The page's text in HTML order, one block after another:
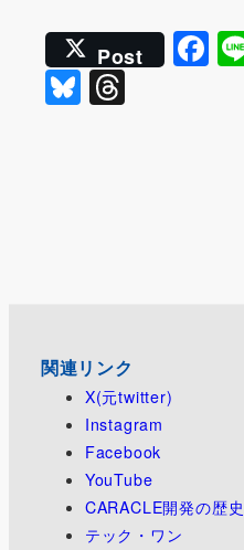
Post F
a
Bl
u
T
関連リンク
X(元twitter)
Instagram
Facebook
YouTube
CARACLE開発の歴史
テック・ワン